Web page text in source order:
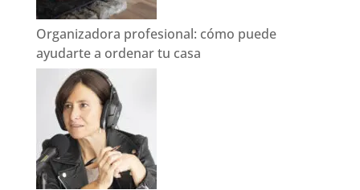
Organizadora profesional: cómo puede
ayudarte a ordenar tu casa